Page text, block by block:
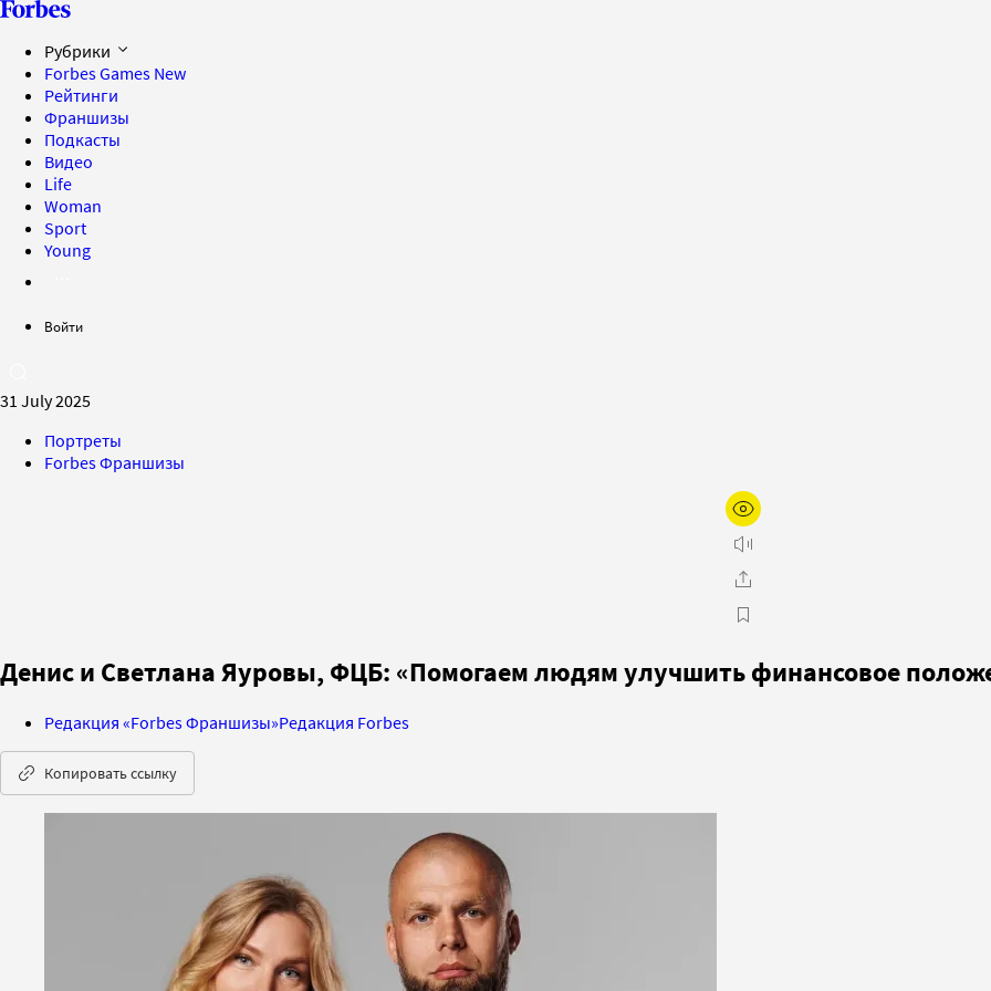
Рубрики
Forbes Games New
Рейтинги
Франшизы
Подкасты
Видео
Life
Woman
Sport
Young
Войти
31 July 2025
Портреты
Forbes Франшизы
Денис и Светлана Яуровы, ФЦБ: «Помогаем людям улучшить финансовое
Редакция «Forbes Франшизы»Редакция Forbes
Копировать ссылку